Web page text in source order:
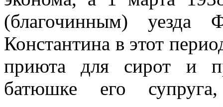
(благочинным) уезда
Константина в этот
приюта для сирот и
батюшке его